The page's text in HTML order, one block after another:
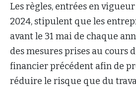
Les règles, entrées en
2024, stipulent que les
avant le 31 mai de chaque
des mesures prises au cours
financier précédent afin de
réduire le risque que du